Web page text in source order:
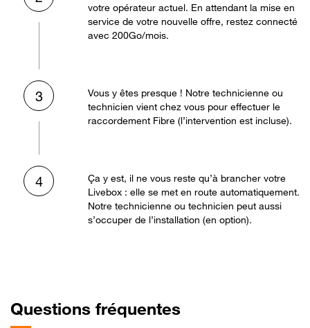
votre opérateur actuel. En attendant la mise en
service de votre nouvelle offre, restez connecté
avec 200Go/mois.
3
Vous y êtes presque ! Notre technicienne ou
technicien vient chez vous pour effectuer le
raccordement Fibre (l’intervention est incluse).
4
Ça y est, il ne vous reste qu’à brancher votre
Livebox : elle se met en route automatiquement.
Notre technicienne ou technicien peut aussi
s’occuper de l’installation (en option).
Questions fréquentes